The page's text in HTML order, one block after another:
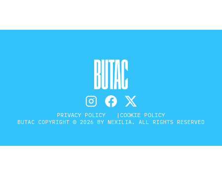
PRIVACY POLICY COOKIE POLICY
BUTAC COPYRIGHT © 2026 BY NEXILIA. ALL RIGHTS RESERVED